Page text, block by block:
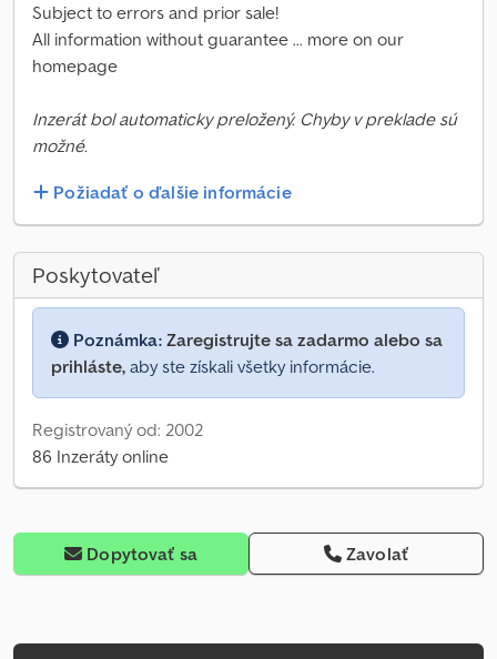
Subject to errors and prior sale!
All information without guarantee ... more on our
homepage
Inzerát bol automaticky preložený. Chyby v preklade sú
možné.
Požiadať o ďalšie informácie
Poskytovateľ
Poznámka: Zaregistrujte sa zadarmo alebo sa
prihláste, aby ste získali všetky informácie.
Registrovaný od: 2002
86 Inzeráty online
Dopytovať sa Zavolať